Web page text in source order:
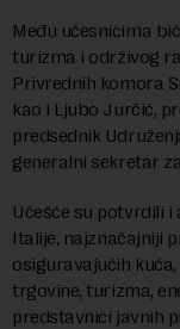
Među učesnicima
turizma i održivog
Privrednih komora
kao i Ljubo Jurčić,
predsednik
generalni sekretar
Učešće su potvrdili i
Italije, najznačajniji
osiguravajućih
trgovine, turizma,
predstavnici javnih